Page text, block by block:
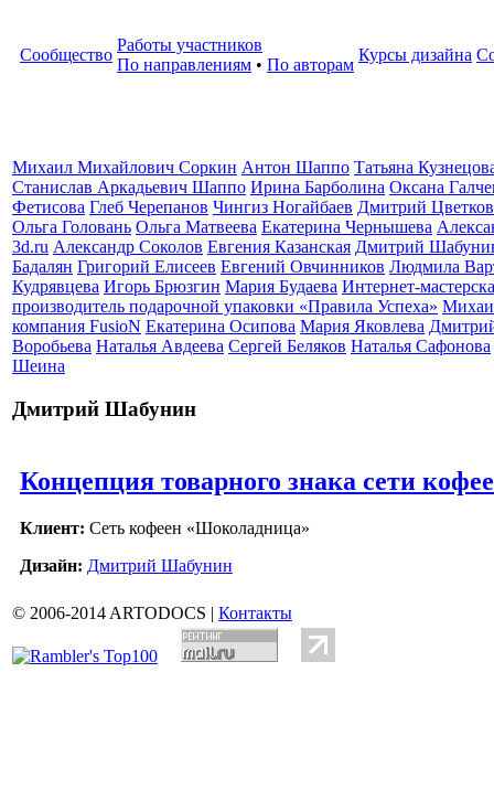
Сообщество
Работы участников
По направлениям • По авторам
Курсы дизайна
Михаил Михайлович Соркин Антон Шаппо Татьяна
Станислав Аркадьевич Шаппо Ирина Барболина Оксана
Фетисова Глеб Черепанов Чингиз Ногайбаев Дмитрий Цветков
Ольга Головань Ольга Матвеева Екатерина Чернышева
3d.ru Александр Соколов Евгения Казанская Дмитрий
Бадалян Григорий Елисеев Евгений Овчинников Людмила
Кудрявцева Игорь Брюзгин Мария Будаева Интернет-
производитель подарочной упаковки «Правила Успеха»
компания FusioN Екатерина Осипова Мария Яковлева
Воробьева Наталья Авдеева Сергей Беляков Наталья Сафонова
Шеина
Дмитрий Шабунин
Концепция товарного знака сети
Клиент: Сеть кофеен «Шоколадница»
Дизайн: Дмитрий Шабунин
© 2006-2014 ARTODOCS | Контакты